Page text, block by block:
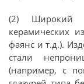
(2) Широкий
керамических
фаянс и т.д.).
стали
(например, с